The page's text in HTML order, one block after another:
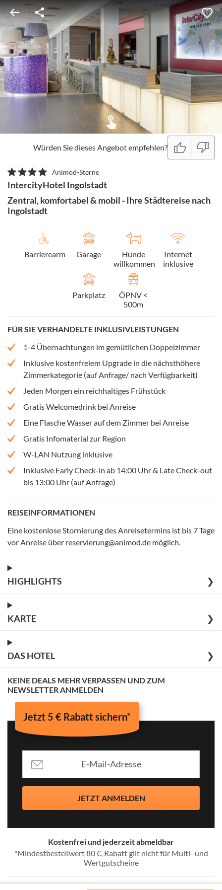
Würden Sie dieses Angebot empfehlen?
Animod-Sterne
IntercityHotel Ingolstadt
Zentral, komfortabel & mobil - Ihre Städtereise nach
Ingolstadt
Barrierearm Garage
Hunde
willkommen
Internet
inklusive
Parkplatz
ÖPNV <
500m
FÜR SIE VERHANDELTE INKLUSIVLEISTUNGEN
1-4 Übernachtungen im gemütlichen Doppelzimmer
Inklusive kostenfreiem Upgrade in die nächsthöhere
Zimmerkategorie (auf Anfrage/ nach Verfügbarkeit)
Jeden Morgen ein reichhaltiges Frühstück
Gratis Welcomedrink bei Anreise
Eine Flasche Wasser auf dem Zimmer bei Anreise
Gratis Infomaterial zur Region
W-LAN Nutzung inklusive
Inklusive Early Check-in ab 14:00 Uhr & Late Check-out
bis 13:00 Uhr (auf Anfrage)
REISEINFORMATIONEN
Eine kostenlose Stornierung des Anreisetermins ist bis 7 Tage
vor Anreise über reservierung@animod.de möglich
HIGHLIGHTS ❯
KARTE ❯
DAS HOTEL ❯
KEINE DEALS MEHR VERPASSEN UND ZUM
NEWSLETTER ANMELDEN
Jetzt 5 € Rabatt sichern*
JETZT ANMELDEN
Kostenfrei und jederzeit abmeldbar
*Mindestbestellwert 80 €, Rabatt gilt nicht für Multi- und
Wertgutscheine